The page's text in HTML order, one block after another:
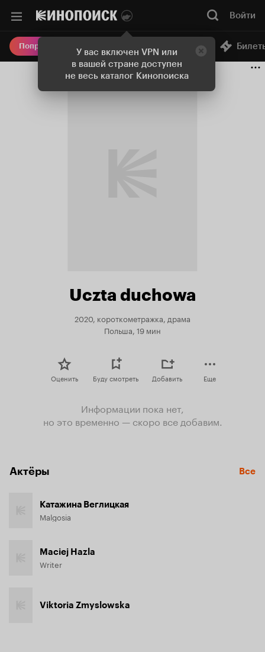
У вас включен VPN или
в вашей стране доступен
не весь каталог Кинопоиска
Войти
Попробовать Плюс Онлайн-кинотеатр
Uczta duchowa
2020, короткометражка, драма
Польша, 19 мин
Оценить Буду смотреть Добавить Еще
Информации пока нет,
но это временно — скоро все добавим.
Актёры Все
Катажина Веглицкая
Malgosia
Maciej Hazla
Writer
Viktoria Zmyslowska